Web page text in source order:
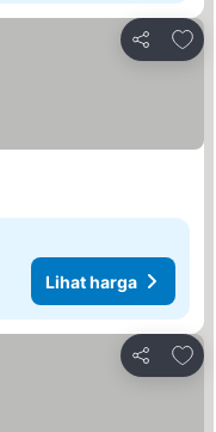
Bagikan
Lihat harga
Bagikan